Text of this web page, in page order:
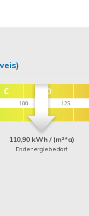
110,90 kWh / (m²*a)
Endenergiebedarf